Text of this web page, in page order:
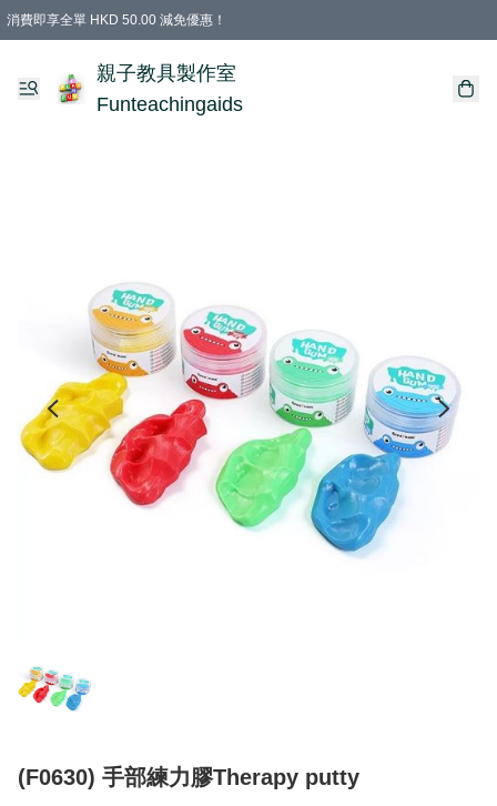
消費即享全單 HKD 50.00 減免優惠！
購物滿 HKD 699.00即享免運費優惠！（適用於 特定的送貨方式 )
凡購物滿HKD 699.00，即享免費禮品
親子教具製作室
Funteachingaids
(F0630) 手部練力膠Therapy putty